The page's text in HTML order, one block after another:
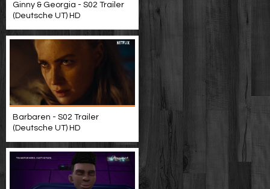
Ginny & Georgia - S02 Trailer
(Deutsche UT) HD
Barbaren - S02 Trailer
(Deutsche UT) HD